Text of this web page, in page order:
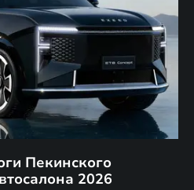
Пекинского
2026